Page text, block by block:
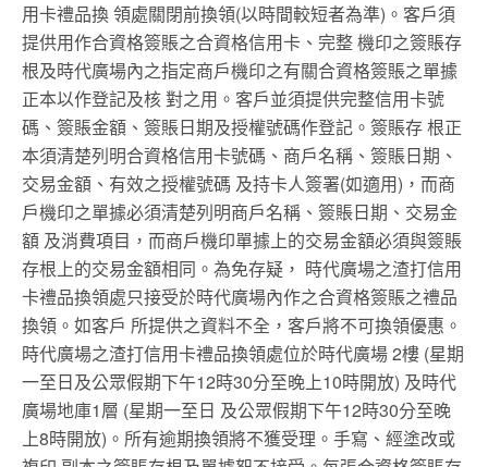
用卡禮品換 領處關閉前換領(以時間較短者為準)。客戶須
提供用作合資格簽賬之合資格信用卡、完整 機印之簽賬存
根及時代廣場內之指定商戶機印之有關合資格簽賬之單據
正本以作登記及核 對之用。客戶並須提供完整信用卡號
碼、簽賬金額、簽賬日期及授權號碼作登記。簽賬存 根正
本須清楚列明合資格信用卡號碼、商戶名稱、簽賬日期、
交易金額、有效之授權號碼 及持卡人簽署(如適用)，而商
戶機印之單據必須清楚列明商戶名稱、簽賬日期、交易金
額 及消費項目，而商戶機印單據上的交易金額必須與簽賬
存根上的交易金額相同。為免存疑， 時代廣場之渣打信用
卡禮品換領處只接受於時代廣場內作之合資格簽賬之禮品
換領。如客戶 所提供之資料不全，客戶將不可換領優惠。
時代廣場之渣打信用卡禮品換領處位於時代廣場 2樓 (星期
一至日及公眾假期下午12時30分至晚上10時開放) 及時代
廣場地庫1層 (星期一至日 及公眾假期下午12時30分至晚
上8時開放)。所有逾期換領將不獲受理。手寫、經塗改或